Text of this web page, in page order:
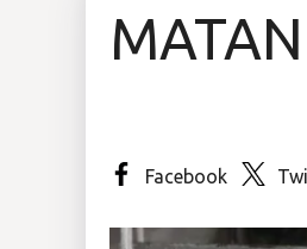
Facebook